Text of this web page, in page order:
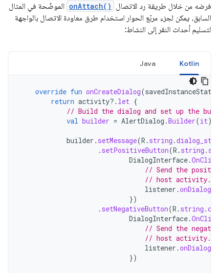
فرضه من خلال طريقة رد الاتصال
onAttach() الموضّحة في المثال
السابق، يمكن لجزء مربّع الحوار استخدام طرق معاودة الاتصال بالواجهة
لتسليم أحداث النقر إلى النشاط:
Kotlin
Java
override fun onCreateDialog(savedInstanceState
return activity?. let {
// Build the dialog and set up the
val builder = AlertDialog .Builder(it)
builder . setMessage(R . string .
. setPositiveButton(R . string .
DialogInterface.
// Send the
// host activity.
listener .
})
. setNegativeButton(R . string .
DialogInterface.
// Send the
// host activity.
listener .
})